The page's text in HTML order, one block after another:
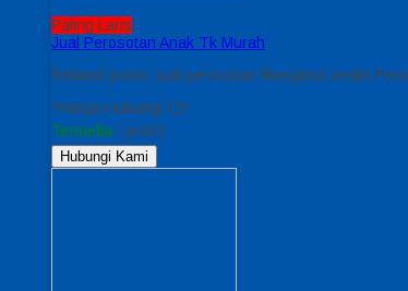
Paling Laris
Jual Perosotan Anak Tk Murah
Related posts: jual perosotan fiberglass kediri
*Harga Hubungi CS
Tersedia / prs01
Hubungi Kami